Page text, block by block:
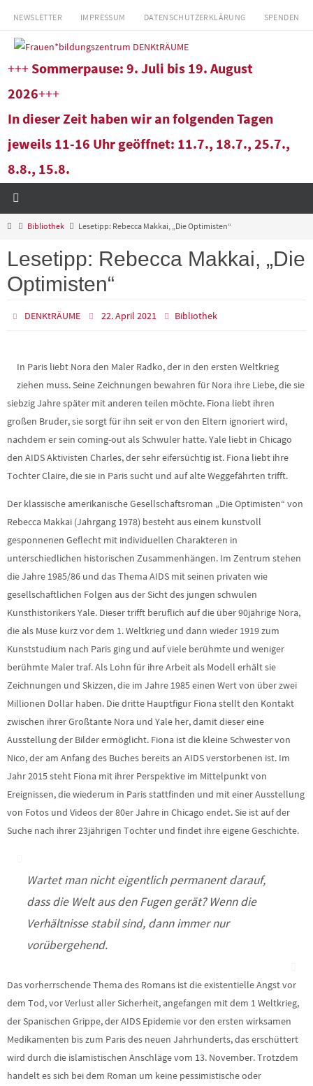
Zum
springen
NEWSLETTER IMPRESSUM DATENSCHUTZERKLÄRUNG SPENDEN
+++ Sommerpause: 9. Juli bis 19. August
2026+++
In dieser Zeit haben wir an folgenden Tagen
jeweils 11-16 Uhr geöffnet: 11.7., 18.7., 25.7.,
8.8., 15.8.
StartBibliothek Lesetipp: Rebecca Makkai, „Die Optimisten“
Lesetipp: Rebecca Makkai, „Die
Optimisten“
DENKtRÄUME 22. April 2021 Bibliothek
In Paris liebt Nora den Maler Radko, der in den ersten Weltkrieg
ziehen muss. Seine Zeichnungen bewahren für Nora ihre Liebe, die sie
siebzig Jahre später mit anderen teilen möchte. Fiona liebt ihren
großen Bruder, sie sorgt für ihn seit er von den Eltern ignoriert wird,
nachdem er sein coming-out als Schwuler hatte. Yale liebt in Chicago
den AIDS Aktivisten Charles, der sehr eifersüchtig ist. Fiona liebt ihre
Tochter Claire, die sie in Paris sucht und auf alte Weggefährten trifft.
Der klassische amerikanische Gesellschaftsroman „Die Optimisten“ von
Rebecca Makkai (Jahrgang 1978) besteht aus einem kunstvoll
gesponnenen Geflecht mit individuellen Charakteren in
unterschiedlichen historischen Zusammenhängen. Im Zentrum stehen
die Jahre 1985/86 und das Thema AIDS mit seinen privaten wie
gesellschaftlichen Folgen aus der Sicht des jungen schwulen
Kunsthistorikers Yale. Dieser trifft beruflich auf die über 90jährige Nora,
die als Muse kurz vor dem 1. Weltkrieg und dann wieder 1919 zum
Kunststudium nach Paris ging und auf viele berühmte und weniger
berühmte Maler traf. Als Lohn für ihre Arbeit als Modell erhält sie
Zeichnungen und Skizzen, die im Jahre 1985 einen Wert von über zwei
Millionen Dollar haben. Die dritte Hauptfigur Fiona stellt den Kontakt
zwischen ihrer Großtante Nora und Yale her, damit dieser eine
Ausstellung der Bilder ermöglicht. Fiona ist die kleine Schwester von
Nico, der am Anfang des Buches bereits an AIDS verstorbenen ist. Im
Jahr 2015 steht Fiona mit ihrer Perspektive im Mittelpunkt von
Ereignissen, die wiederum in Paris stattfinden und mit einer Ausstellung
von Fotos und Videos der 80er Jahre in Chicago endet. Sie ist auf der
Suche nach ihrer 23jährigen Tochter und findet ihre eigene Geschichte.
Wartet man nicht eigentlich permanent darauf,
dass die Welt aus den Fugen gerät? Wenn die
Verhältnisse stabil sind, dann immer nur
vorübergehend.
Das vorherrschende Thema des Romans ist die existentielle Angst vor
dem Tod, vor Verlust aller Sicherheit, angefangen mit dem 1 Weltkrieg,
der Spanischen Grippe, der AIDS Epidemie vor den ersten wirksamen
Medikamenten bis zum Paris des neuen Jahrhunderts, das erschüttert
wird durch die islamistischen Anschläge vom 13. November. Trotzdem
handelt es sich bei dem Roman um keine pessimistische oder